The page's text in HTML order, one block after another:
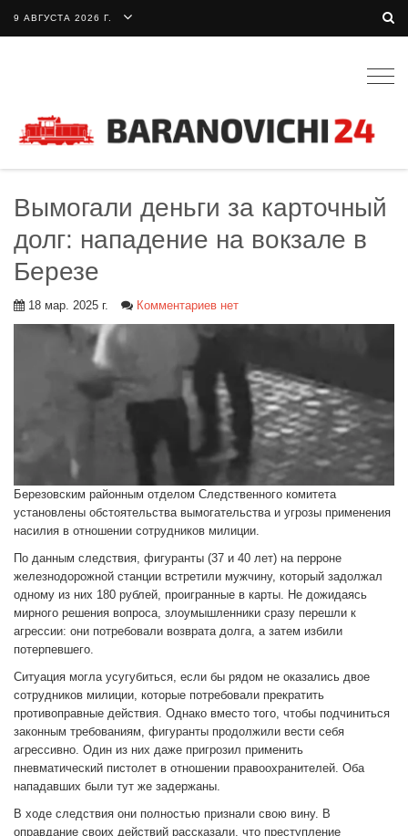
9 АВГУСТА 2026 Г.
Вымогали деньги за карточный
долг: нападение на вокзале в
Березе
18 мар. 2025 г. Комментариев нет
Березовским районным отделом Следственного комитета
установлены обстоятельства вымогательства и угрозы применения
насилия в отношении сотрудников милиции.
По данным следствия, фигуранты (37 и 40 лет) на перроне
железнодорожной станции встретили мужчину, который задолжал
одному из них 180 рублей, проигранные в карты. Не дожидаясь
мирного решения вопроса, злоумышленники сразу перешли к
агрессии: они потребовали возврата долга, а затем избили
потерпевшего.
Ситуация могла усугубиться, если бы рядом не оказались двое
сотрудников милиции, которые потребовали прекратить
противоправные действия. Однако вместо того, чтобы подчиниться
законным требованиям, фигуранты продолжили вести себя
агрессивно. Один из них даже пригрозил применить
пневматический пистолет в отношении правоохранителей. Оба
нападавших были тут же задержаны.
В ходе следствия они полностью признали свою вину. В
оправдание своих действий рассказали, что преступление